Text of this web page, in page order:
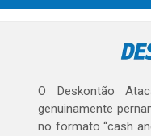
O Deskontão
genuinamente
no formato “cash